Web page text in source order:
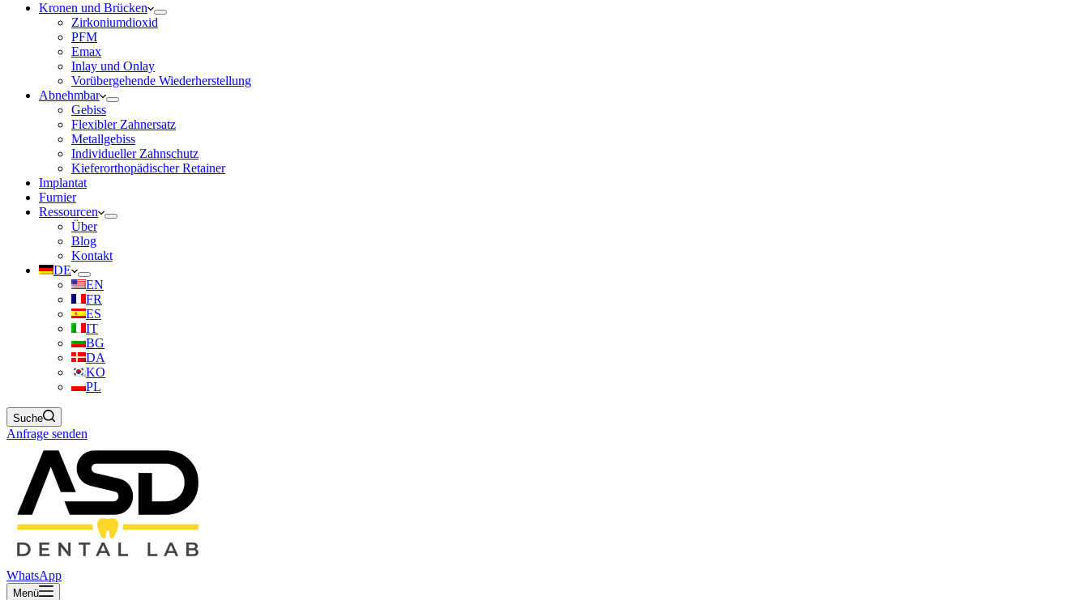
Kronen und Brücken
Zirkoniumdioxid
PFM
Emax
Inlay und Onlay
Vorübergehende Wiederherstellung
Abnehmbar
Gebiss
Flexibler Zahnersatz
Metallgebiss
Individueller Zahnschutz
Kieferorthopädischer Retainer
Implantat
Furnier
Ressourcen
Über
Blog
Kontakt
DE
EN
FR
ES
IT
BG
DA
KO
PL
Suche
Anfrage senden
WhatsApp
Menü